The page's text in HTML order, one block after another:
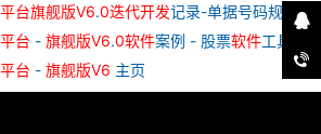
平台旗舰版V6.0迭代开发记录-单据号码规则
平台 - 旗舰版V6.0软件案例 - 股票软件工具
平台 - 旗舰版V6 主页